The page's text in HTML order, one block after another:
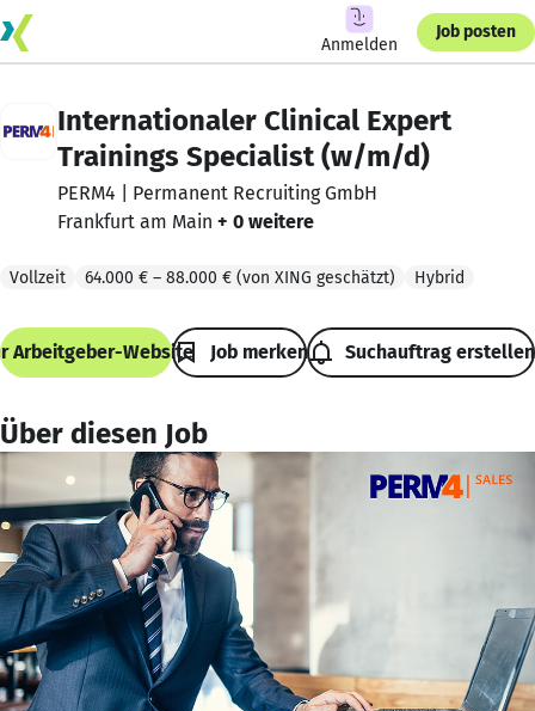
Anmelden
Job posten
Internationaler Clinical Expert
Trainings Specialist (w/m/d)
PERM4 | Permanent Recruiting GmbH
Frankfurt am Main + 0 weitere
Vollzeit
Art der Beschäftigung: Vollzeit
64.000 € – 88.000 € (von XING geschätzt) Hybrid
Arbeitgeber-Website Job merken Suchauftrag erstellen
Über diesen Job